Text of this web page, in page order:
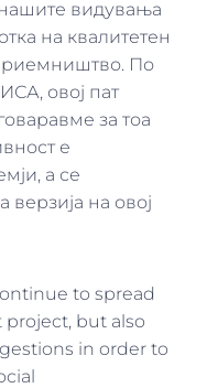
нашите видувања
на квалитетен
По
овој пат
за тоа
е
а се
верзија на овој
to spread
project, but also
in order to